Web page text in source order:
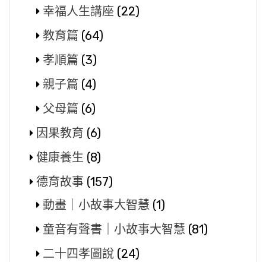
幸福人生講座 (22)
教育篇 (64)
孝順篇 (3)
親子篇 (4)
父母篇 (6)
因果教育 (6)
健康養生 (8)
德育故事 (157)
動畫｜小故事大智慧 (1)
童音有聲書｜小故事大智慧 (81)
二十四孝圖說 (24)